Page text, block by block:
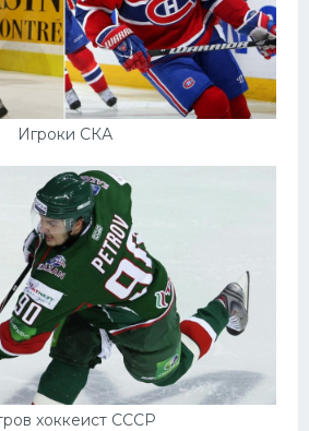
Игроки СКА
хоккеист СССР